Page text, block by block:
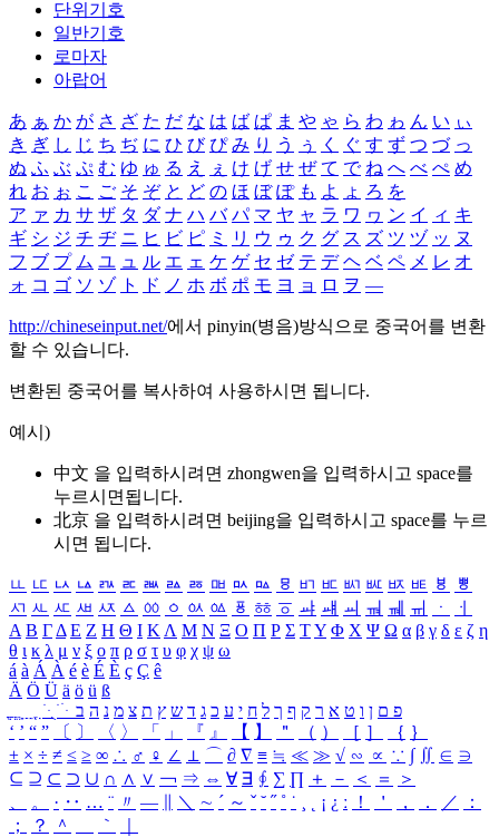
단위기호
일반기호
로마자
아랍어
あ ぁ か が さ ざ た だ な は ば ぱ ま や ゃ ら わ ゎ ん い ぃ
き ぎ し じ ち ぢ に ひ び ぴ み り う ぅ く ぐ す ず つ づ っ
ぬ ふ ぶ ぷ む ゆ ゅ る え ぇ け げ せ ぜ て で ね へ べ ぺ め
れ お ぉ こ ご そ ぞ と ど の ほ ぼ ぽ も よ ょ ろ を
ア ァ カ サ ザ タ ダ ナ ハ バ パ マ ヤ ャ ラ ワ ヮ ン イ ィ キ
ギ シ ジ チ ヂ ニ ヒ ビ ピ ミ リ ウ ゥ ク グ ス ズ ツ ヅ ッ ヌ
フ ブ プ ム ユ ュ ル エ ェ ケ ゲ セ ゼ テ デ ヘ ベ ペ メ レ オ
ォ コ ゴ ソ ゾ ト ド ノ ホ ボ ポ モ ヨ ョ ロ ヲ ―
http://chineseinput.net/에서 pinyin(병음)방식으로 중국어를 변환
할 수 있습니다.
변환된 중국어를 복사하여 사용하시면 됩니다.
예시)
中文 을 입력하시려면 zhongwen을 입력하시고 space를
누르시면됩니다.
北京 을 입력하시려면 beijing을 입력하시고 space를 누르
시면 됩니다.
ㅥ ㅦ ㅧ ㅨ ㅩ ㅪ ㅫ ㅬ ㅭ ㅮ ㅯ ㅰ ㅱ ㅲ ㅳ ㅴ ㅵ ㅶ ㅷ ㅸ
ㅹ
ㅺ ㅻ ㅼ ㅽ ㅾ ㅿ ㆀ ㆁ ㆂ ㆃ ㆄ ㆅ ㆆ ㆇ ㆈ ㆉ ㆊ ㆋ ㆌ ㆍ
ㆎ
Α Β ΓΔ Ε Ζ Η Θ Ι ΚΛ Μ Ν Ξ Ο Π Ρ Σ ΤΥ Φ Χ Ψ Ω α β γ δ ε ζ η
θ ι κ λ μ ν ξ ο π ρ σ τ υ φ χ ψ ω
á à Á À é è É È ç Ç ê
Ä Ö Ü ä ö ü ß
ִֶֹ ֻּ ׁׂ פ ם ן ו ט א ר ק ף ך ל ח י ע כ ג ד ש ץ ת צ מ נ ה ב
‘ ’ “ ” 〔 〕 〈 〉 「 」 『 』 【 】 ＂ （ ） ［ ］ ｛ ｝
± × ÷ ≠ ≤ ≥ ∞ ∴ ♂ ♀ ∠ ⊥ ⌒ ∂ ∇ ≡ ≒ ≪ ≫ √ ∽ ∝ ∵ ∫ ∬ ∈ ∋
⊆ ⊇ ⊂ ⊃ ∪ ∩ ∧ ∨ ￢ ⇒ ⇔ ∀ ∃ ∮ ∑ ∏ ＋ － ＜ ＝
＞
、
。 · ‥ … ¨ 〃 ― ＼ ∼ ´ ～ ˇ ˘ ˝ ˚ ˙ ¸ ¡ ¿ ː ！ ＇ ， ． ／
：
；
？ ＾ ｀